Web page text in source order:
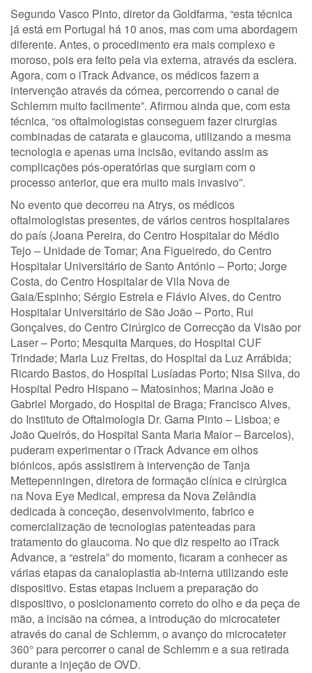
Segundo Vasco Pinto, diretor da Goldfarma, “esta técnica
já está em Portugal há 10 anos, mas com uma abordagem
diferente. Antes, o procedimento era mais complexo e
moroso, pois era feito pela via externa, através da esclera.
Agora, com o iTrack Advance, os médicos fazem a
intervenção através da córnea, percorrendo o canal de
Schlemm muito facilmente”. Afirmou ainda que, com esta
técnica, “os oftalmologistas conseguem fazer cirurgias
combinadas de catarata e glaucoma, utilizando a mesma
tecnologia e apenas uma incisão, evitando assim as
complicações pós-operatórias que surgiam com o
processo anterior, que era muito mais invasivo”.
No evento que decorreu na Atrys, os médicos
oftalmologistas presentes, de vários centros hospitalares
do país (Joana Pereira, do Centro Hospitalar do Médio
Tejo – Unidade de Tomar; Ana Figueiredo, do Centro
Hospitalar Universitário de Santo António – Porto; Jorge
Costa, do Centro Hospitalar de Vila Nova de
Gaia/Espinho; Sérgio Estrela e Flávio Alves, do Centro
Hospitalar Universitário de São João – Porto, Rui
Gonçalves, do Centro Cirúrgico de Correcção da Visão por
Laser – Porto; Mesquita Marques, do Hospital CUF
Trindade; Maria Luz Freitas, do Hospital da Luz Arrábida;
Ricardo Bastos, do Hospital Lusíadas Porto; Nisa Silva, do
Hospital Pedro Hispano – Matosinhos; Marina João e
Gabriel Morgado, do Hospital de Braga; Francisco Alves,
do Instituto de Oftalmologia Dr. Gama Pinto – Lisboa; e
João Queirós, do Hospital Santa Maria Maior – Barcelos),
puderam experimentar o iTrack Advance em olhos
biónicos, após assistirem à intervenção de Tanja
Mettepenningen, diretora de formação clínica e cirúrgica
na Nova Eye Medical, empresa da Nova Zelândia
dedicada à conceção, desenvolvimento, fabrico e
comercialização de tecnologias patenteadas para
tratamento do glaucoma. No que diz respeito ao iTrack
Advance, a “estrela” do momento, ficaram a conhecer as
várias etapas da canaloplastia ab-interna utilizando este
dispositivo. Estas etapas incluem a preparação do
dispositivo, o posicionamento correto do olho e da peça de
mão, a incisão na córnea, a introdução do microcateter
através do canal de Schlemm, o avanço do microcateter
360° para percorrer o canal de Schlemm e a sua retirada
durante a injeção de OVD.